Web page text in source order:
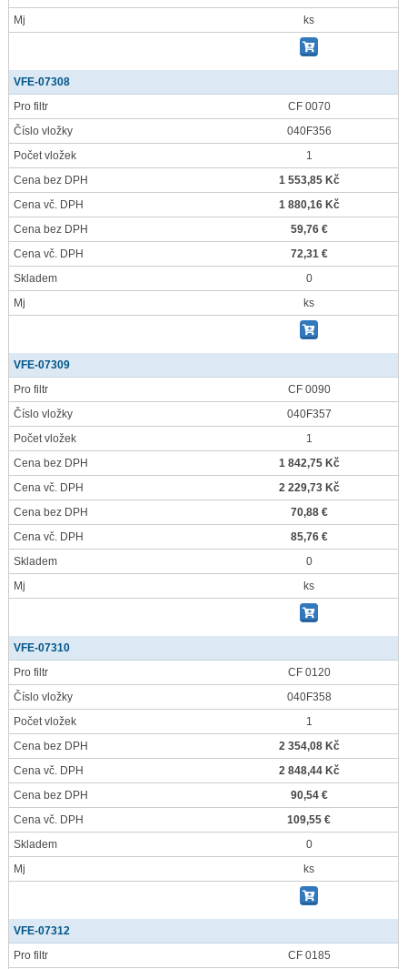
Mj
ks
VFE-07308
Pro filtr
CF 0070
Číslo vložky
040F356
Počet vložek
1
Cena bez DPH
1 553,85 Kč
Cena vč. DPH
1 880,16 Kč
Cena bez DPH
59,76 €
Cena vč. DPH
72,31 €
Skladem
0
Mj
ks
VFE-07309
Pro filtr
CF 0090
Číslo vložky
040F357
Počet vložek
1
Cena bez DPH
1 842,75 Kč
Cena vč. DPH
2 229,73 Kč
Cena bez DPH
70,88 €
Cena vč. DPH
85,76 €
Skladem
0
Mj
ks
VFE-07310
Pro filtr
CF 0120
Číslo vložky
040F358
Počet vložek
1
Cena bez DPH
2 354,08 Kč
Cena vč. DPH
2 848,44 Kč
Cena bez DPH
90,54 €
Cena vč. DPH
109,55 €
Skladem
0
Mj
ks
VFE-07312
Pro filtr
CF 0185